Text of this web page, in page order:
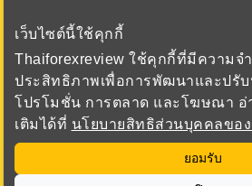
เว็บไซต์นี้ใช้คุกกี้
Thaiforexreview ใช้คุกกี้ที่มีความจ
ประสิทธิภาพเพื่อการพัฒนาและปรับ
โปรโมชั่น การตลาด และโฆษณา อ่
เติมได้ที่ นโยบายสิทธิส่วนบุคคลของ
ยอมรับ
การซื้อขายสกุลเงินในตลาด Forex มีควา
ซื้อขาย Forex หรือใช้เครื่องมือทางการ
วัตถุประสงค์การลงทุน ระดับประสบการ
รอบคอบ เรามุ่งเน้นเพื่อเสนอข้อมูล ที่สำ
ทั้งหมดที่เราตรวจสอบเพื่อให้ได้ข้อมูลที่ถูก